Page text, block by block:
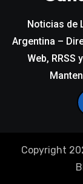
Noticias de
Argentina –
Web, RRSS
Copyright